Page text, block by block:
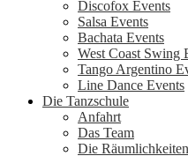
Discofox Events
Salsa Events
Bachata Events
West Coast Swing
Tango Argentino
Line Dance Events
Die Tanzschule
Anfahrt
Das Team
Die Räumlichkeiten